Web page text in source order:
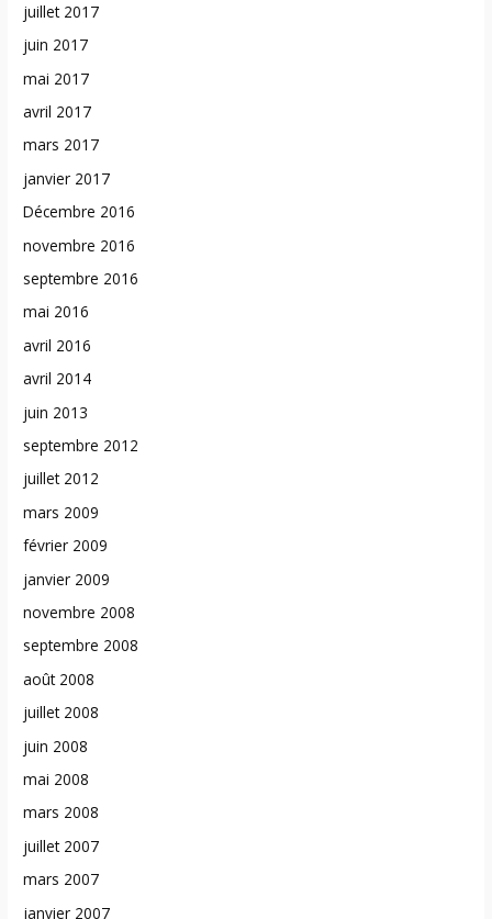
juillet 2017
juin 2017
mai 2017
avril 2017
mars 2017
janvier 2017
Décembre 2016
novembre 2016
septembre 2016
mai 2016
avril 2016
avril 2014
juin 2013
septembre 2012
juillet 2012
mars 2009
février 2009
janvier 2009
novembre 2008
septembre 2008
août 2008
juillet 2008
juin 2008
mai 2008
mars 2008
juillet 2007
mars 2007
janvier 2007